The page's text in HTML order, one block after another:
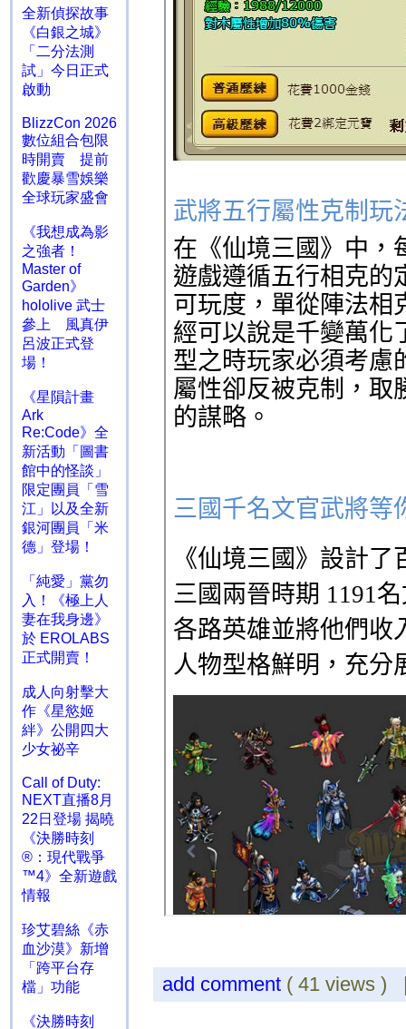
全新偵探故事
《白銀之城》
「二分法測
試」今日正式
啟動
BlizzCon 2026
數位組合包限
時開賣 提前
歡慶暴雪娛樂
全球玩家盛會
《我想成為影
之強者！
Master of
Garden》
hololive 武士
參上 風真伊
呂波正式登
場！
《星隕計畫
Ark
Re:Code》全
新活動「圖書
館中的怪談」
限定團員「雪
江」以及全新
銀河團員「米
德」登場！
「純愛」黨勿
入！《極上人
妻在我身邊》
於 EROLABS
正式開賣！
成人向射擊大
作《星慾姬
絆》公開四大
少女祕辛
Call of Duty:
NEXT直播8月
22日登場 揭曉
《決勝時刻
®：現代戰爭
™4》全新遊戲
情報
珍艾碧絲《赤
血沙漠》新增
「跨平台存
檔」功能
《決勝時刻
add comment ( 41 views